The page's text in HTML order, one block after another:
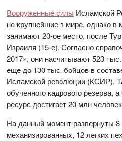
Вооруженные силы Исламской
не крупнейшие в мире, однако в
занимают 20-ое место, после
Израиля (15-е). Согласно
2017», они насчитывают 523
еще до 130 тыс. бойцов в
Исламской революции (КСИР).
обученного кадрового резерва,
ресурс достигает 20 млн
На данный момент развернуты 8
механизированных, 12 легких